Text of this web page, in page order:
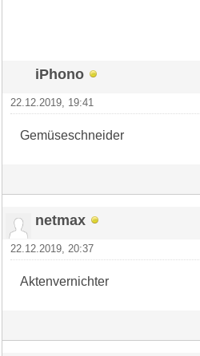
iPhono
22.12.2019, 19:41
Gemüseschneider
netmax
22.12.2019, 20:37
Aktenvernichter